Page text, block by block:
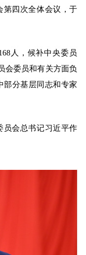
四次全体会议，于
人，候补中央委员
会委员和有关方面负
部分基层同志和专家
会总书记习近平作